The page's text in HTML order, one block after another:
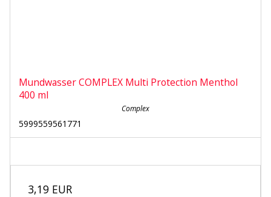
Mundwasser COMPLEX Multi Protection Menthol
400 ml
Complex
5999559561771
3,19 EUR